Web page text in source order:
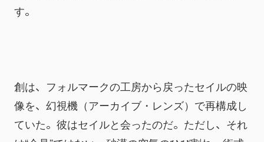
す。
創は、フォルマークの工房から戻ったセイルの映
像を、幻視機（アーカイブ・レンズ）で再構成し
ていた。彼はセイルと会ったのだ。ただし、それ